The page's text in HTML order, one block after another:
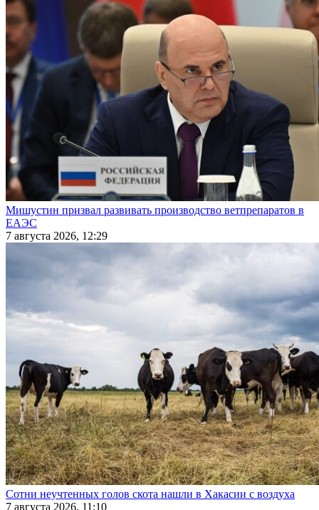
Мишустин призвал развивать производство ветпрепаратов в
ЕАЭС
7 августа 2026, 12:29
Сотни неучтенных голов скота нашли в Хакасии с воздуха
7 августа 2026, 11:10